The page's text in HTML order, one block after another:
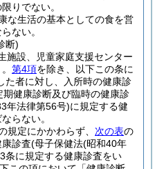
りでない。
な生活の基本としての食を営
ない。
断)
施設、児童家庭支援センター
第4項を除き、以下この条に
た者に対し、入所時の健康診
健康診断及び臨時の健康診
年法律第56号)に規定する健
らない。
規定にかかわらず、 次の表の
診査(母子保健法(昭和40年
条に規定する健康診査をい